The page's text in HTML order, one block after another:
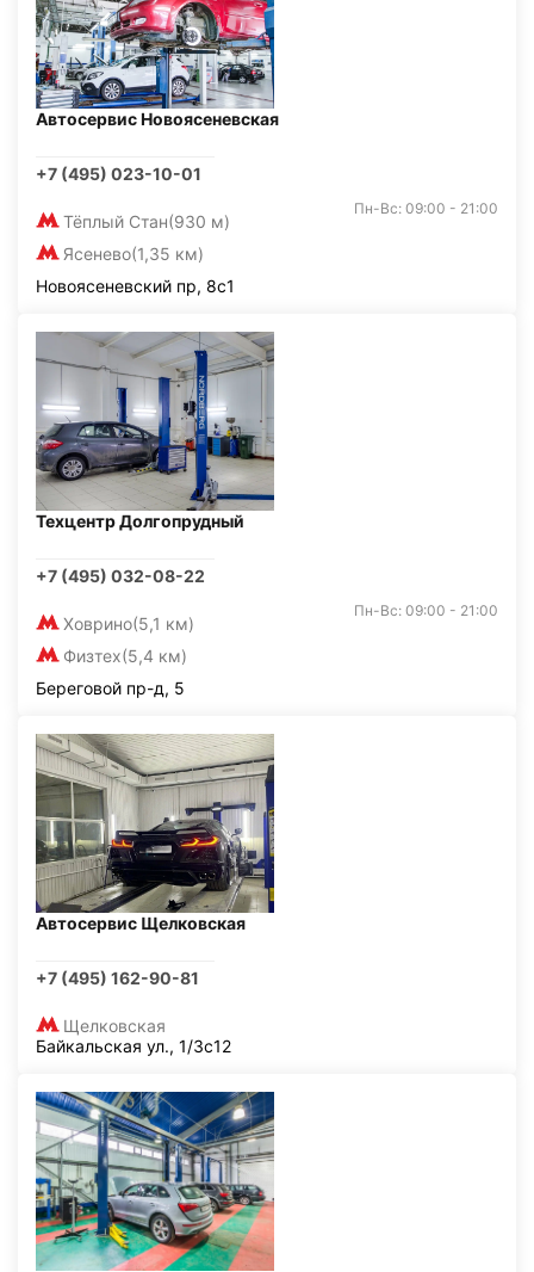
Автосервис Новоясеневская
+7 (495) 023-10-01
Тёплый Стан(930 м)
Ясенево(1,35 км)
Пн-Вс: 09:00 - 21:00
Новоясеневский пр, 8с1
Техцентр Долгопрудный
+7 (495) 032-08-22
Ховрино(5,1 км)
Физтех(5,4 км)
Пн-Вс: 09:00 - 21:00
Береговой пр-д, 5
Автосервис Щелковская
+7 (495) 162-90-81
Щелковская
Байкальская ул., 1/3с12